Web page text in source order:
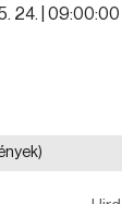
24. | 09:00:00